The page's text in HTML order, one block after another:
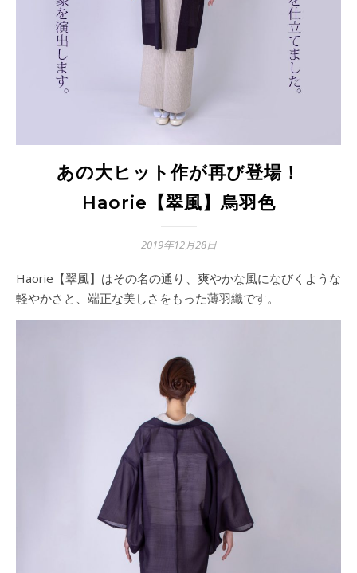
あの大ヒット作が再び登場！
Haorie【翠風】烏羽色
2019年12月28日
Haorie【翠風】はその名の通り、爽やかな風になびくような
軽やかさと、端正な美しさをもった薄羽織です。